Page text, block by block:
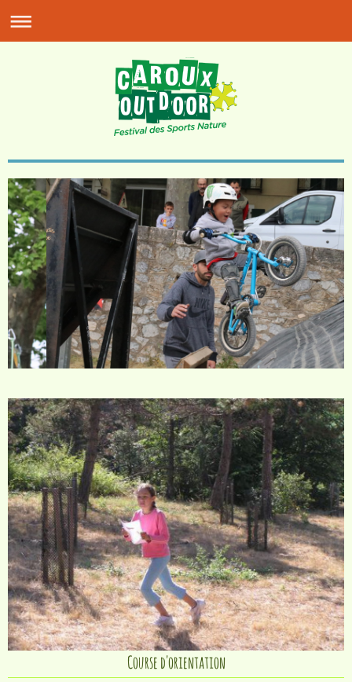
Course d'orientation